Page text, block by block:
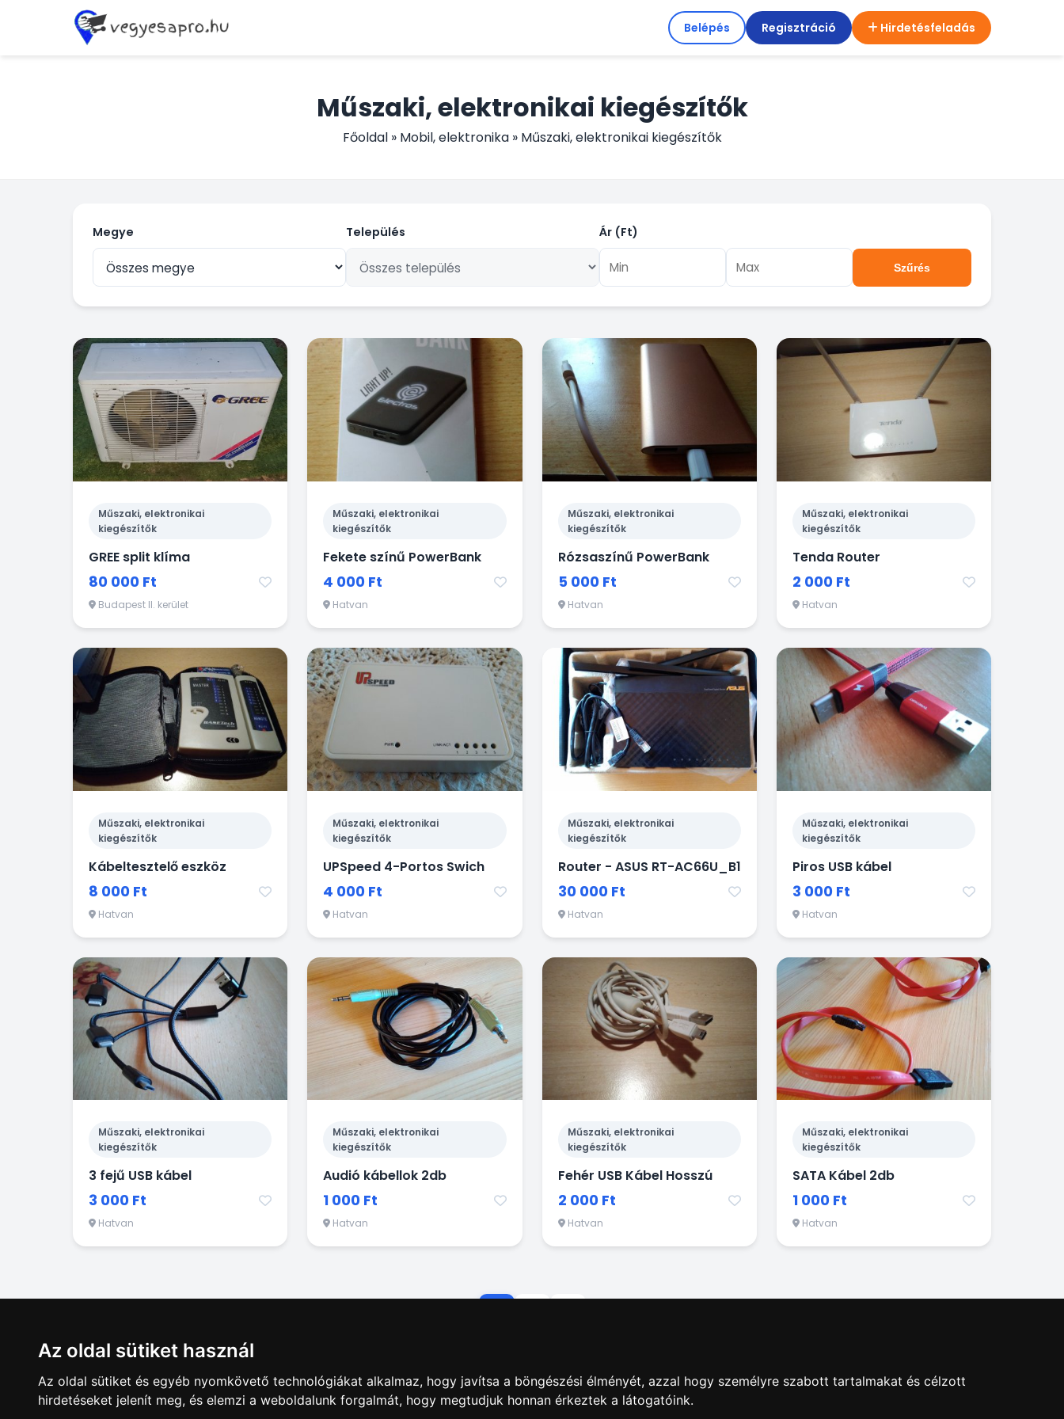
Az oldal sütiket használ
Az oldal sütiket és egyéb nyomkövető technológiákat alkalmaz, hogy javítsa a böngészési élményét, azzal hogy személyre szabott tartalmakat és célzott
hirdetéseket jelenít meg, és elemzi a weboldalunk forgalmát, hogy megtudjuk honnan érkeztek a látogatóink.
Belépés Regisztráció Hirdetésfeladás
Műszaki, elektronikai kiegészítők
Főoldal» Mobil, elektronika» Műszaki, elektronikai kiegészítők
Megye Település Ár (Ft)
Szűrés
Műszaki, elektronikai
kiegészítők
GREE split klíma
80 000 Ft
Budapest II. kerület
Műszaki, elektronikai
kiegészítők
Fekete színű PowerBank
4 000 Ft
Hatvan
Műszaki, elektronikai
kiegészítők
Rózsaszínű PowerBank
5 000 Ft
Hatvan
Műszaki, elektronikai
kiegészítők
Tenda Router
2 000 Ft
Hatvan
Műszaki, elektronikai
kiegészítők
Kábeltesztelő eszköz
8 000 Ft
Hatvan
Műszaki, elektronikai
kiegészítők
UPSpeed 4-Portos Swich
4 000 Ft
Hatvan
Műszaki, elektronikai
kiegészítők
Router - ASUS RT-AC66U_B1
30 000 Ft
Hatvan
Műszaki, elektronikai
kiegészítők
Piros USB kábel
3 000 Ft
Hatvan
Műszaki, elektronikai
kiegészítők
3 fejű USB kábel
3 000 Ft
Hatvan
Műszaki, elektronikai
kiegészítők
Audió kábellok 2db
1 000 Ft
Hatvan
Műszaki, elektronikai
kiegészítők
Fehér USB Kábel Hosszú
2 000 Ft
Hatvan
Műszaki, elektronikai
kiegészítők
SATA Kábel 2db
1 000 Ft
Hatvan